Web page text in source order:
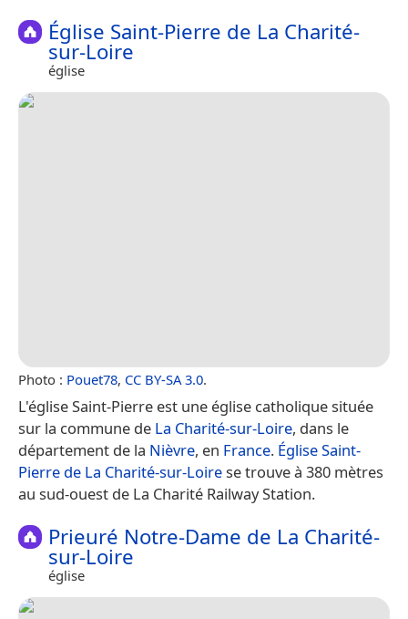
Église Saint-Pierre de La Charité-
sur-Loire
église
Photo : Pouet78, CC BY-SA 3.0.
L'église Saint-Pierre est une église catholique située
sur la commune de La Charité-sur-Loire, dans le
département de la Nièvre, en France. Église Saint-
Pierre de La Charité-sur-Loirese trouve à 380 mètres
au sud-ouest de La Charité Railway Station.
Prieuré Notre-Dame de La Charité-
sur-Loire
église